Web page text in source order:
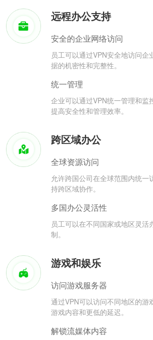
远程办公支持
安全的企业网络访问
员工可以通过VPN安全地访问企
据的机密性和完整性。
统一管理
企业可以通过VPN统一管理和监
提高安全性和管理效率。
跨区域办公
全球资源访问
允许跨国公司在全球范围内统一
持跨区域协作。
多国办公灵活性
员工可以在不同国家或地区灵活
制。
游戏和娱乐
访问游戏服务器
通过VPN可以访问不同地区的游
游戏内容和更低的延迟。
解锁流媒体内容